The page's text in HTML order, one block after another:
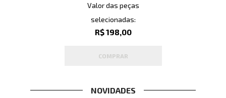
Valor das peças
selecionadas:
R$ 198,00
COMPRAR
NOVIDADES